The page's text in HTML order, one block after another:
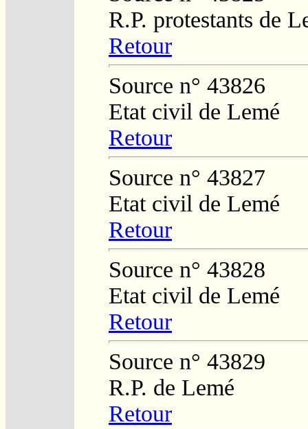
R.P. protestants de
Retour
Source n° 43826
Etat civil de Lemé
Retour
Source n° 43827
Etat civil de Lemé
Retour
Source n° 43828
Etat civil de Lemé
Retour
Source n° 43829
R.P. de Lemé
Retour